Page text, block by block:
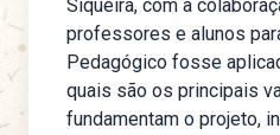
Siqueira, com a
professores e alunos
Pedagógico fosse
quais são os principais
fundamentam o projeto,